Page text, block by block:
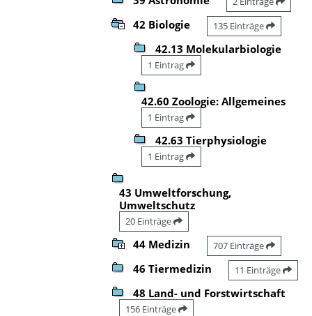
42 Biologie 135 Einträge
42.13 Molekularbiologie
1 Eintrag
42.60 Zoologie: Allgemeines
1 Eintrag
42.63 Tierphysiologie
1 Eintrag
43 Umweltforschung,
Umweltschutz
20 Einträge
44 Medizin 707 Einträge
46 Tiermedizin 11 Einträge
48 Land- und Forstwirtschaft
156 Einträge